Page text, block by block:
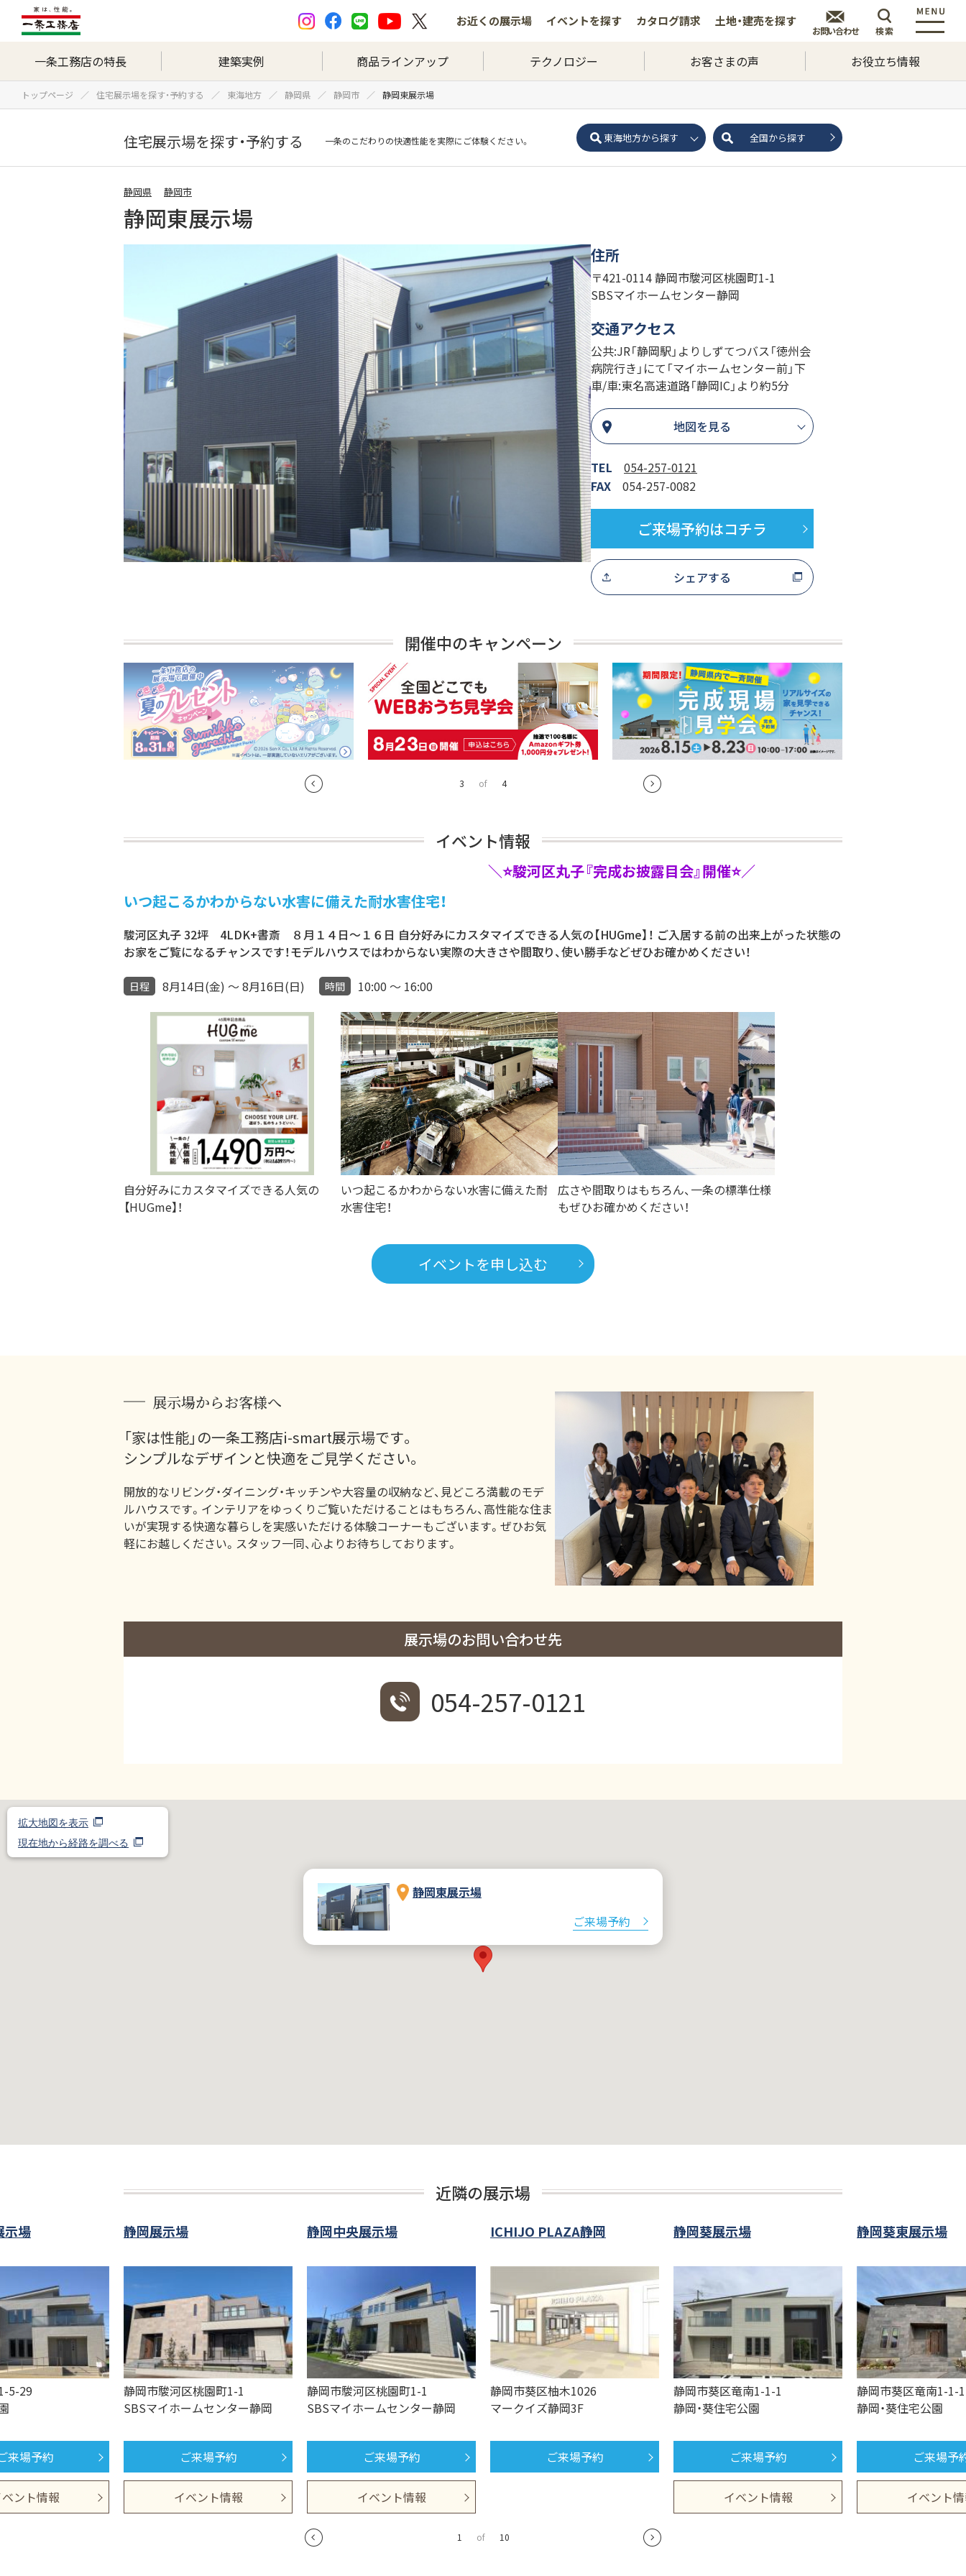
お近くの展示場 イベントを探す カタログ請求 土地・建売を探す
お問い合わせ 検索
一条工務店の特長 建築実例 商品ラインアップ テクノロジー お客さまの声 お役立ち情報
トップページ 住宅展示場を探す・予約する 東海地方 静岡県 静岡市 静岡東展示場
住宅展示場を探す・予約する 一条のこだわりの快適性能を実際にご体験ください。 東海地方から探す 全国から探す
静岡県 静岡市
静岡東展示場
住所
〒421-0114 静岡市駿河区桃園町1-1
SBSマイホームセンター静岡
交通アクセス
公共:JR「静岡駅」よりしずてつバス「徳州会
病院行き」にて「マイホームセンター前」下
車/車:東名高速道路「静岡IC」より約5分
地図を見る
TEL 054-257-0121
FAX 054-257-0082
ご来場予約はコチラ
シェアする
開催中のキャンペーン
4 of 4
イベント情報
＼⭐駿河区丸子『完成お披露目会』開催⭐／
いつ起こるかわからない水害に備えた耐水害住宅！
駿河区丸子 32坪 4LDK+書斎 ８月１４日～１６日 自分好みにカスタマイズできる人気の【HUGme】！ ご入居する前の出来上がった状態の
お家をご覧になるチャンスです！モデルハウスではわからない実際の大きさや間取り、使い勝手などぜひお確かめください！
日程 8月14日(金) ～ 8月16日(日) 時間 10:00 ～ 16:00
自分好みにカスタマイズできる人気の
【HUGme】！
いつ起こるかわからない水害に備えた耐
水害住宅！
広さや間取りはもちろん、一条の標準仕様
もぜひお確かめください！
イベントを申し込む
展示場からお客様へ
「家は性能」の一条工務店i-smart展示場です。
シンプルなデザインと快適をご見学ください。
開放的なリビング・ダイニング・キッチンや大容量の収納など、見どころ満載のモデ
ルハウスです。インテリアをゆっくりご覧いただけることはもちろん、高性能な住ま
いが実現する快適な暮らしを実感いただける体験コーナーもございます。ぜひお気
軽にお越しください。スタッフ一同、心よりお待ちしております。
展示場のお問い合わせ先
054-257-0121
拡大地図を表示
現在地から経路を調べる
静岡東展示場
ご来場予約
近隣の展示場
示場
5-29
来場予約
ント情報
静岡展示場
静岡市駿河区桃園町1-1
SBSマイホームセンター静岡
ご来場予約
イベント情報
静岡中央展示場
静岡市駿河区桃園町1-1
SBSマイホームセンター静岡
ご来場予約
イベント情報
ICHIJO PLAZA静岡
静岡市葵区柚木1026
マークイズ静岡3F
ご来場予約
静岡葵展示場
静岡市葵区竜南1-1-1
静岡・葵住宅公園
ご来場予約
イベント情報
静岡葵東展示場
静岡市葵区竜南1-1-1
静岡・葵住宅公園
ご来場予
イベント
1 of 10